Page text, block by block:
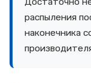
распыления
наконечника